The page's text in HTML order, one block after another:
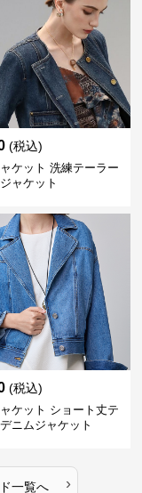
(税込)
ケット 洗練テーラー
ャケット
(税込)
ケット ショート丈テ
ニムジャケット
一覧へ ›